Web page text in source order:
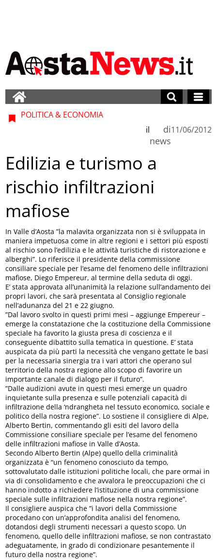
POLITICA & ECONOMIA
di
news
il 11/06/2012
Edilizia e turismo a
rischio infiltrazioni
mafiose
In Valle d’Aosta ”la malavita organizzata non si è sviluppata in
maniera impetuosa come in altre regioni e i settori più esposti
al rischio sono l’edilizia e le attività turistiche di ristorazione e
alberghi”. Lo riferisce il presidente della commissione
consiliare speciale per l’esame del fenomeno delle infiltrazioni
mafiose, Diego Empereur, al termine della seduta di oggi.
E’ stata approvata all’unanimità la relazione sull’andamento dei
propri lavori, che sarà presentata al Consiglio regionale
nell’adunanza del 21 e 22 giugno.
”Dal lavoro svolto in questi primi mesi – aggiunge Empereur –
emerge la constatazione che la costituzione della Commissione
speciale ha favorito la giusta presa di coscienza e il
conseguente dibattito sulla tematica in questione. E’ stata
auspicata da più parti la necessità che vengano gettate le basi
per la necessaria sinergia tra i vari attori che operano sul
territorio della nostra regione allo scopo di favorire un
importante canale di dialogo per il futuro”.
”Dalle audizioni avute in questi mesi emerge un quadro
inquietante sulla presenza e sulle potenziali capacità di
infiltrazione della ‘ndrangheta nel tessuto economico, sociale e
politico della nostra regione”. Lo sostiene il consigliere di Alpe,
Alberto Bertin, commentando gli esiti del lavoro della
Commissione consiliare speciale per l’esame del fenomeno
delle infiltrazioni mafiose in Valle d’Aosta.
Secondo Alberto Bertin (Alpe) quello della criminalità
organizzata è “un fenomeno conosciuto da tempo,
sottovalutato dalle istituzioni politiche locali, che pare ormai in
via di consolidamento e che avvalora le preoccupazioni che ci
hanno indotto a richiedere l’istituzione di una commissione
speciale sulle infiltrazioni mafiose nella nostra regione”.
Il consigliere auspica che ”i lavori della Commissione
procedano con un’approfondita analisi del fenomeno,
dotandosi degli strumenti necessari a questo scopo. Un
fenomeno, quello delle infiltrazioni mafiose, se non contrastato
adeguatamente, in grado di condizionare pesantemente il
futuro della nostra regione”.